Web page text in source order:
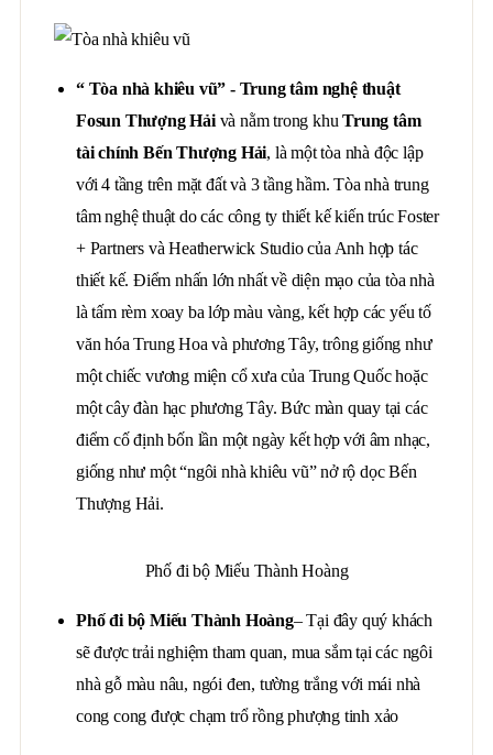
“ Tòa nhà khiêu vũ” - Trung tâm nghệ thuật
Fosun Thượng Hảivà nằm trong khuTrung tâm
tài chính Bến Thượng Hải, là một tòa nhà độc lập
với 4 tầng trên mặt đất và 3 tầng hầm. Tòa nhà trung
tâm nghệ thuật do các công ty thiết kế kiến ​​trúc Foster
+ Partners và Heatherwick Studio của Anh hợp tác
thiết kế. Điểm nhấn lớn nhất về diện mạo của tòa nhà
là tấm rèm xoay ba lớp màu vàng, kết hợp các yếu tố
văn hóa Trung Hoa và phương Tây, trông giống như
một chiếc vương miện cổ xưa của Trung Quốc hoặc
một cây đàn hạc phương Tây. Bức màn quay tại các
điểm cố định bốn lần một ngày kết hợp với âm nhạc,
giống như một “ngôi nhà khiêu vũ” nở rộ dọc Bến
Thượng Hải.
Phố đi bộ Miếu Thành Hoàng
Phố đi bộ Miếu Thành Hoàng– Tại đây quý khách
sẽ được trải nghiệm tham quan, mua sắm tại các ngôi
nhà gỗ màu nâu, ngói đen, tường trắng với mái nhà
cong cong được chạm trổ rồng phượng tinh xảo